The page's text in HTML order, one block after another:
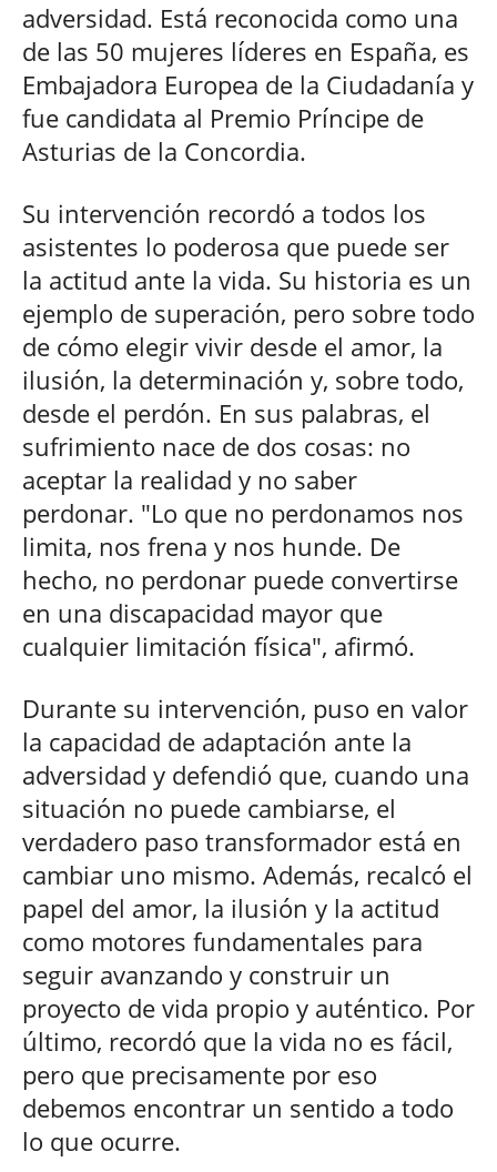
adversidad. Está reconocida como una
de las 50 mujeres líderes en España, es
Embajadora Europea de la Ciudadanía y
fue candidata al Premio Príncipe de
Asturias de la Concordia.
Su intervención recordó a todos los
asistentes lo poderosa que puede ser
la actitud ante la vida. Su historia es un
ejemplo de superación, pero sobre todo
de cómo elegir vivir desde el amor, la
ilusión, la determinación y, sobre todo,
desde el perdón. En sus palabras, el
sufrimiento nace de dos cosas: no
aceptar la realidad y no saber
perdonar. "Lo que no perdonamos nos
limita, nos frena y nos hunde. De
hecho, no perdonar puede convertirse
en una discapacidad mayor que
cualquier limitación física", afirmó.
Durante su intervención, puso en valor
la capacidad de adaptación ante la
adversidad y defendió que, cuando una
situación no puede cambiarse, el
verdadero paso transformador está en
cambiar uno mismo. Además, recalcó el
papel del amor, la ilusión y la actitud
como motores fundamentales para
seguir avanzando y construir un
proyecto de vida propio y auténtico. Por
último, recordó que la vida no es fácil,
pero que precisamente por eso
debemos encontrar un sentido a todo
lo que ocurre.